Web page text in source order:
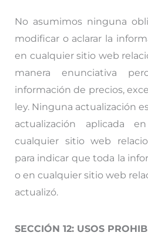
No asumimos ninguna
modificar o aclarar la
en cualquier sitio web
manera enunciativa
información de precios,
ley. Ninguna actualización
actualización aplicada
cualquier sitio web
para indicar que toda la
o en cualquier sitio web
actualizó.
SECCIÓN 12: USOS